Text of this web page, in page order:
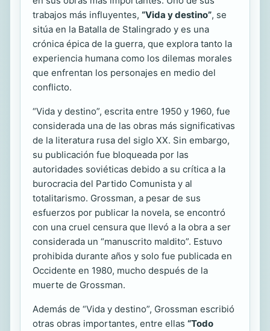
trabajos más influyentes, “Vida y destino”, se
sitúa en la Batalla de Stalingrado y es una
crónica épica de la guerra, que explora tanto la
experiencia humana como los dilemas morales
que enfrentan los personajes en medio del
conflicto.
“Vida y destino”, escrita entre 1950 y 1960, fue
considerada una de las obras más significativas
de la literatura rusa del siglo XX. Sin embargo,
su publicación fue bloqueada por las
autoridades soviéticas debido a su crítica a la
burocracia del Partido Comunista y al
totalitarismo. Grossman, a pesar de sus
esfuerzos por publicar la novela, se encontró
con una cruel censura que llevó a la obra a ser
considerada un “manuscrito maldito”. Estuvo
prohibida durante años y solo fue publicada en
Occidente en 1980, mucho después de la
muerte de Grossman.
Además de “Vida y destino”, Grossman escribió
otras obras importantes, entre ellas “Todo